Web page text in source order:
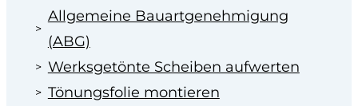
Allgemeine Bauartgenehmigung
(ABG)
Werksgetönte Scheiben aufwerten
Tönungsfolie montieren